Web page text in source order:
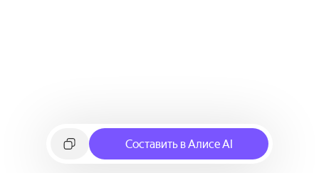
Составить в Алисе AI